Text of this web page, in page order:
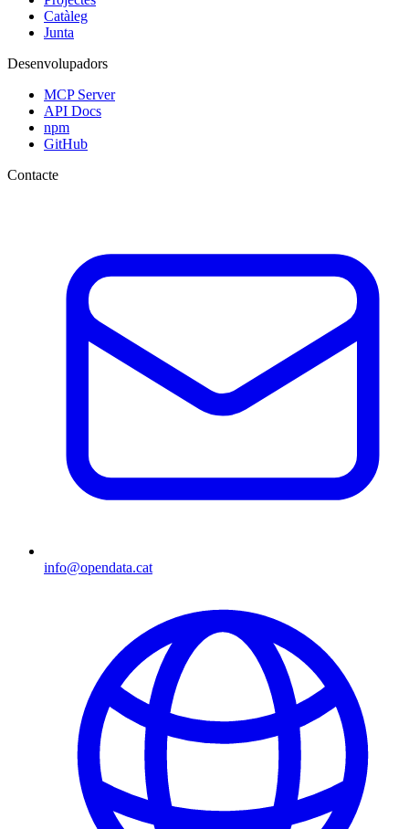
Catàleg
Junta
Desenvolupadors
MCP Server
API Docs
npm
GitHub
Contacte
info@opendata.cat